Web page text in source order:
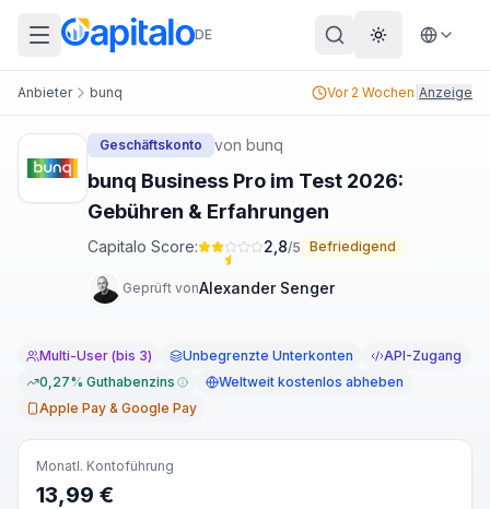
DE Theme
Anbieter bunq Vor 2 Wochen Anzeige
Geschäftskonto von bunq
bunq Business Pro im Test 2026:
Gebühren & Erfahrungen
Capitalo Score: 2,8/5 Befriedigend
Geprüft vonAlexander Senger
Multi-User (bis 3) Unbegrenzte Unterkonten
API-Zugang
0,27% Guthabenzins
Weltweit kostenlos abheben
Apple Pay & Google Pay
Monatl. Kontoführung
13,99 €